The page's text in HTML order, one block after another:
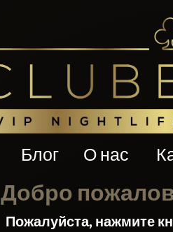
Блог О нас
Добро
Пожалуйста, нажмите